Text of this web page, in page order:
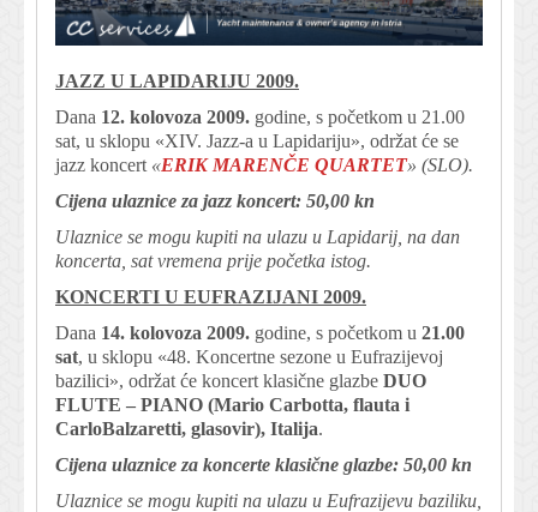
JAZZ U LAPIDARIJU 2009.
Dana 12. kolovoza 2009. godine, s početkom u 21.00
sat, u sklopu «XIV. Jazz-a u Lapidariju», održat će se
jazz koncert «ERIK MARENČE QUARTET» (SLO).
Cijena ulaznice za jazz koncert: 50,00 kn
Ulaznice se mogu kupiti na ulazu u Lapidarij, na dan
koncerta, sat vremena prije početka istog.
KONCERTI U EUFRAZIJANI 2009.
Dana 14. kolovoza 2009. godine, s početkom u 21.00
sat, u sklopu «48. Koncertne sezone u Eufrazijevoj
bazilici», održat će koncert klasične glazbe DUO
FLUTE – PIANO (Mario Carbotta, flauta i
CarloBalzaretti, glasovir), Italija.
Cijena ulaznice za koncerte klasične glazbe: 50,00 kn
Ulaznice se mogu kupiti na ulazu u Eufrazijevu baziliku,